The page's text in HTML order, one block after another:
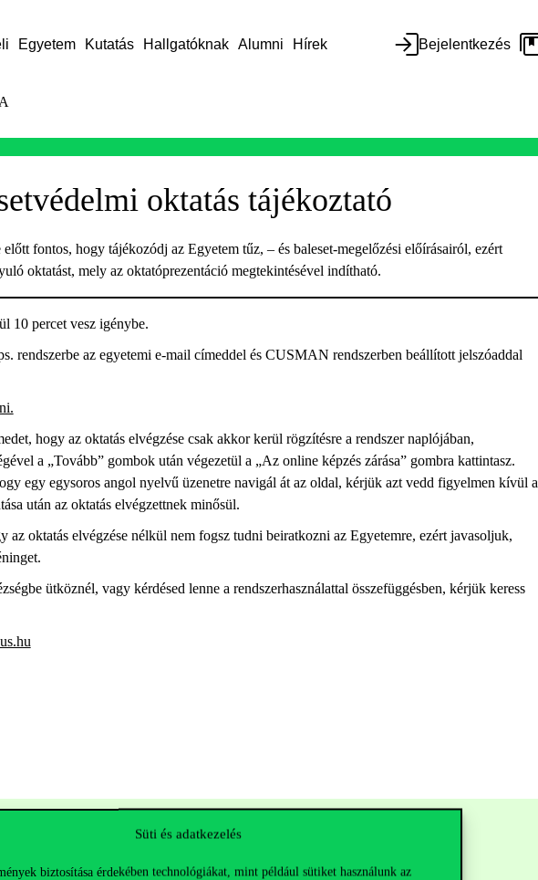
Süti és adatkezelés
biztosítása érdekében technológiákat, mint például sütiket használunk az
Egyetem Kutatás Hallgatóknak Alumni Hírek Bejelentkezés
oktatás tájékoztató
fontos, hogy tájékozódj az Egyetem tűz, – és baleset-megelőzési előírásairól, ezért
oktatást, mely az oktatóprezentáció megtekintésével indítható.
10 percet vesz igénybe.
rendszerbe az egyetemi e-mail címeddel és CUSMAN rendszerben beállított jelszóaddal
hogy az oktatás elvégzése csak akkor kerül rögzítésre a rendszer naplójában,
a „Tovább” gombok után végezetül a „Az online képzés zárása” gombra kattintasz.
egy egysoros angol nyelvű üzenetre navigál át az oldal, kérjük azt vedd figyelmen kívül a
után az oktatás elvégzettnek minősül.
az oktatás elvégzése nélkül nem fogsz tudni beiratkozni az Egyetemre, ezért javasoljuk,
ütköznél, vagy kérdésed lenne a rendszerhasználattal összefüggésben, kérjük keress